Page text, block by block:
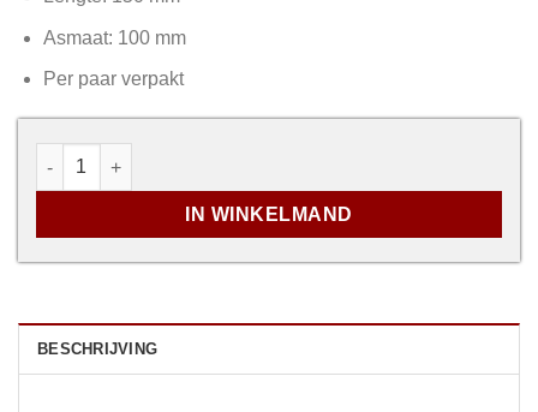
Asmaat: 100 mm
Per paar verpakt
Deurschelp model 01 aantal
IN WINKELMAND
BESCHRIJVING